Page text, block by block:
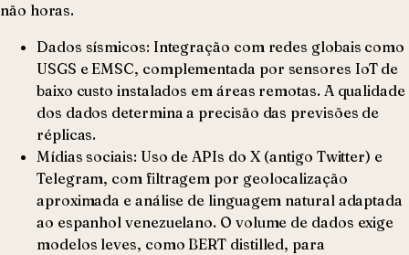
não horas.
Dados sísmicos: Integração com redes globais como
USGS e EMSC, complementada por sensores IoT de
baixo custo instalados em áreas remotas. A qualidade
dos dados determina a precisão das previsões de
réplicas.
Mídias sociais: Uso de APIs do X (antigo Twitter) e
Telegram, com filtragem por geolocalização
aproximada e análise de linguagem natural adaptada
ao espanhol venezuelano. O volume de dados exige
modelos leves, como BERT distilled, para